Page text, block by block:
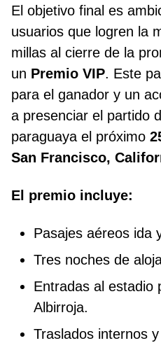
El objetivo final es
usuarios que logren la
millas al cierre de la
un Premio VIP. Este
para el ganador y un
a presenciar el partido
paraguaya el próximo
San Francisco,
El premio incluye:
Pasajes aéreos ida
Tres noches de
Entradas al estadio
Albirroja.
Traslados internos